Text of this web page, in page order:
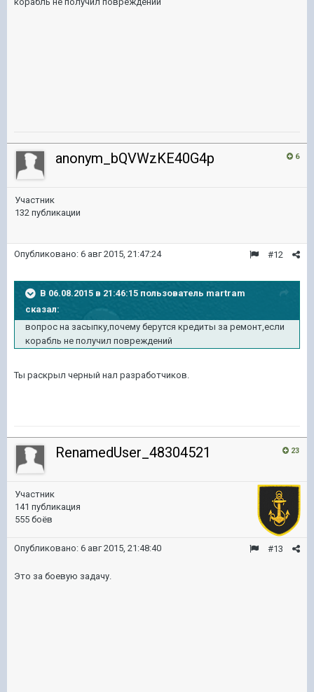
6
anonym_bQVWzKE40G4p
Участник
132 публикации
#12
Опубликовано: 6 авг 2015, 21:47:24
В 06.08.2015 в 21:46:15 пользователь martram
сказал:
вопрос на засыпку,почему берутся кредиты за ремонт,если
корабль не получил повреждений
Ты раскрыл черный нал разработчиков.
23
RenamedUser_48304521
Участник
141 публикация
555 боёв
#13
Опубликовано: 6 авг 2015, 21:48:40
Это за боевую задачу.